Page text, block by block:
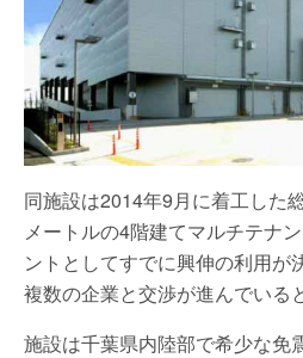
同施設は2014年9月に着工した
メートルの4階建てマルチテナ
ントとしてすでに興伸の利用が
複数の企業と交渉が進んでいる
施設は千葉県内陸部で希少な免